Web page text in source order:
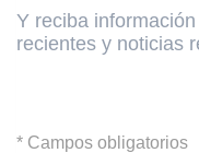
Y reciba
recientes y noticias
* Campos obligatorios